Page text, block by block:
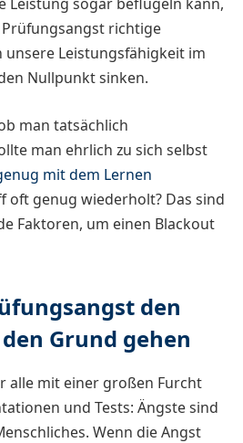
richtige
unsere Leistungsfähigkeit im
Nullpunkt sinken.
man tatsächlich
man ehrlich zu sich selbst
mit dem Lernen
oft genug wiederholt? Das sind
Faktoren, um einen Blackout
den
Grund gehen
alle mit einer großen Furcht
und Tests: Ängste sind
Wenn die Angst